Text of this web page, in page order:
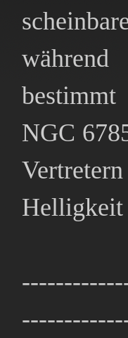
NGC
Helligkeit